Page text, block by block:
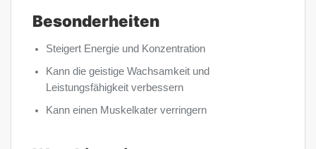
Besonderheiten
Steigert Energie und Konzentration
Kann die geistige Wachsamkeit und
Leistungsfähigkeit verbessern
Kann einen Muskelkater verringern